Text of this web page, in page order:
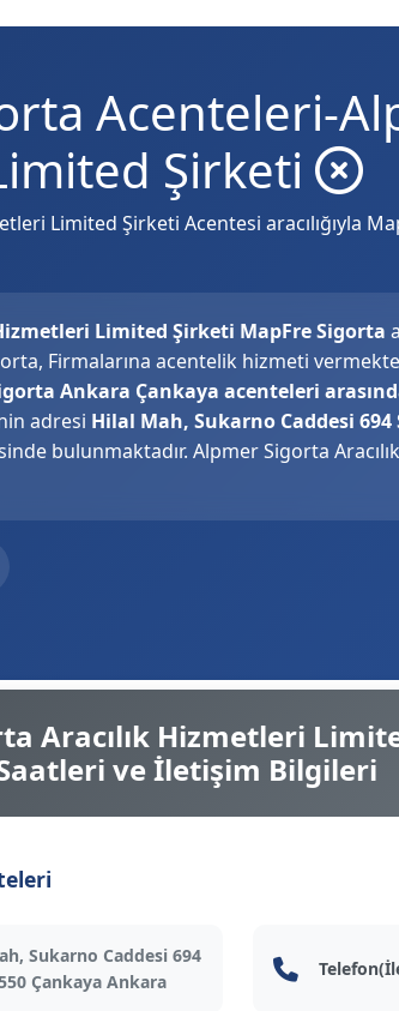
Acenteleri-
Şirketi
Limited Şirketi Acentesi aracılığıyla
Limited Şirketi MapFre Sigorta
Firmalarına acentelik hizmeti
Ankara Çankaya acenteleri
adresi Hilal Mah, Sukarno Caddesi
bulunmaktadır. Alpmer Sigorta
Aracılık Hizmetleri
ve İletişim Bilgileri
Sukarno Caddesi 694
Çankaya Ankara